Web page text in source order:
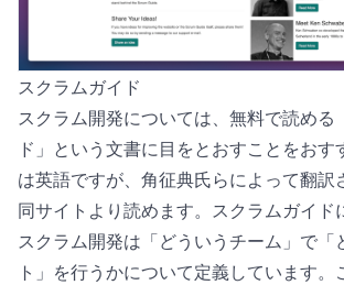
スクラムガイド
スクラム開発については、無料で読める
ド 」という文書に目をとおすことをおす
は英語ですが、角征典氏らによって翻訳
同サイトより読めます。スクラムガイド
スクラム開発は「どういうチーム」で「
ト」を行うかについて定義しています。